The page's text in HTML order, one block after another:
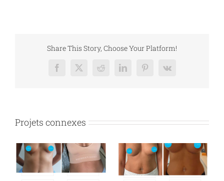
Share This Story, Choose Your Platform!
Facebook
X RedditLinkedInPinterest
Vk
Projets connexes